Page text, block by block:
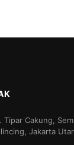
Tipar Cakung,
Jakarta